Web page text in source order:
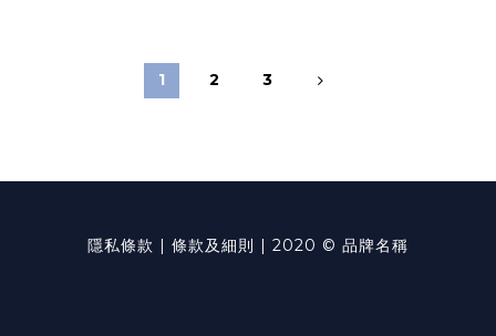
1 2 3
隱私條款 | 條款及細則 | 2020 © 品牌名稱